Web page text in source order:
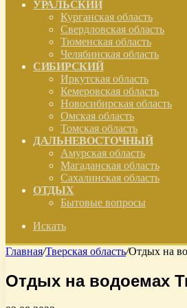
УРАЛЬСКИЙ
Курганская область
Свердловская область
Тюменская область
Челябинская область
СИБИРСКИЙ
Иркутская область
Кемеровская область
Новосибирская область
Омская область
Томская область
ДАЛЬНЕВОСТОЧНЫЙ
Амурская область
Магаданская область
Сахалинская область
ОТДЫХ
Бытовые вопросы
Искать
Главная/Тверская область/Отдых на
Отдых на водоемах